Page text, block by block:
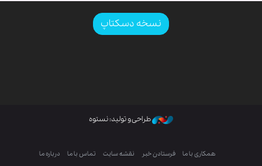
نسخه دسکتاپ
طراحی و تولید: نستوه
همکاری با ما فرستادن خبر نقشه سایت تماس با ما درباره ما